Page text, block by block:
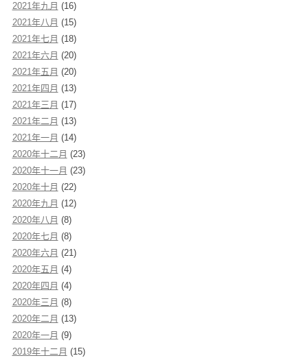
2021年九月 (16)
2021年八月 (15)
2021年七月 (18)
2021年六月 (20)
2021年五月 (20)
2021年四月 (13)
2021年三月 (17)
2021年二月 (13)
2021年一月 (14)
2020年十二月 (23)
2020年十一月 (23)
2020年十月 (22)
2020年九月 (12)
2020年八月 (8)
2020年七月 (8)
2020年六月 (21)
2020年五月 (4)
2020年四月 (4)
2020年三月 (8)
2020年二月 (13)
2020年一月 (9)
2019年十二月 (15)